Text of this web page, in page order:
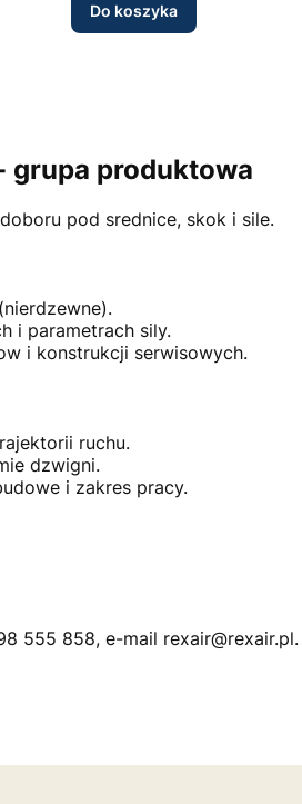
Do koszyka
grupa produktowa
pod srednice, skok i sile.
i parametrach sily.
i konstrukcji serwisowych.
ruchu.
dzwigni.
i zakres pracy.
555 858, e-mail rexair@rexair.pl.